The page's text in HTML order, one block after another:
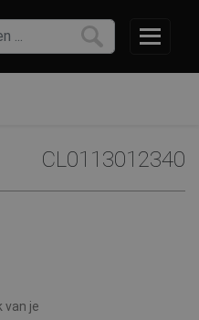
CL0113012340
van je